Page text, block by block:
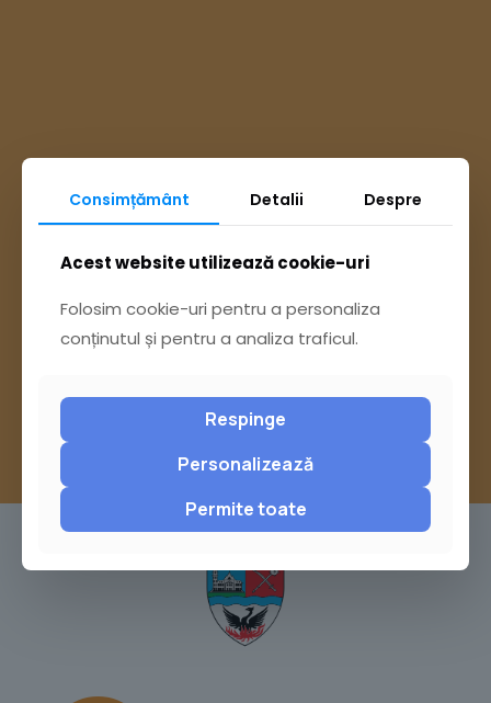
Ai întrebări? Accesează
sau trimite o sesizare pe Buzău City
Consimțământ Detalii Despre
Acest website utilizează cookie-uri
Folosim cookie-uri pentru a personaliza
conținutul și pentru a analiza traficul.
Respinge
Personalizează
Permite toate